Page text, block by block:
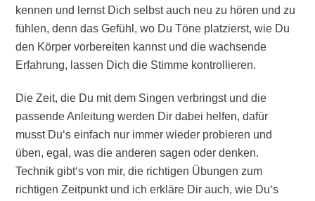
kennen und lernst Dich selbst auch neu zu hören und zu
fühlen, denn das Gefühl, wo Du Töne platzierst, wie Du
den Körper vorbereiten kannst und die wachsende
Erfahrung, lassen Dich die Stimme kontrollieren.
Die Zeit, die Du mit dem Singen verbringst und die
passende Anleitung werden Dir dabei helfen, dafür
musst Du‘s einfach nur immer wieder probieren und
üben, egal, was die anderen sagen oder denken.
Technik gibt‘s von mir, die richtigen Übungen zum
richtigen Zeitpunkt und ich erkläre Dir auch, wie Du‘s